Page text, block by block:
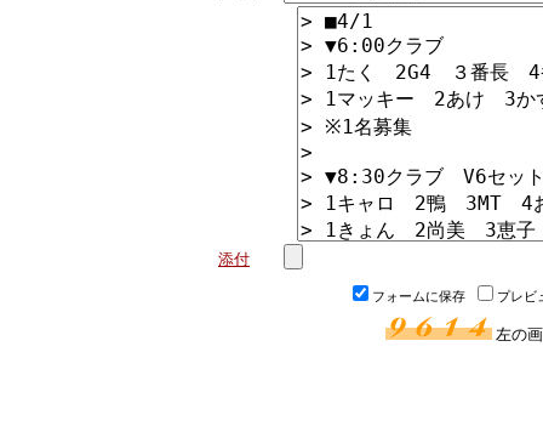
添付
フォームに保存 プレビ
左の